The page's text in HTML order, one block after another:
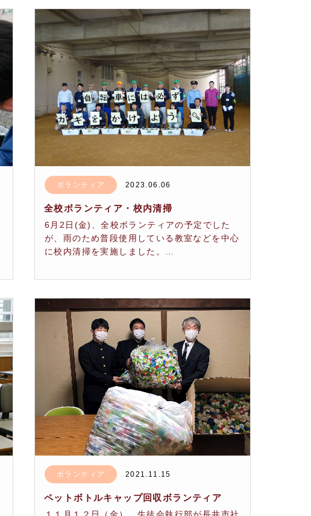
ボランティア 2023.06.06
全校ボランティア・校内清掃
6月2日(金)、全校ボランティアの予定でした
が、雨のため普段使用している教室などを中心
に校内清掃を実施しました。…
ボランティア 2021.11.15
ペットボトルキャップ回収ボランティア